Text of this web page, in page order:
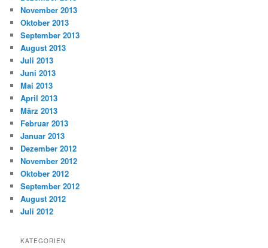
November 2013
Oktober 2013
September 2013
August 2013
Juli 2013
Juni 2013
Mai 2013
April 2013
März 2013
Februar 2013
Januar 2013
Dezember 2012
November 2012
Oktober 2012
September 2012
August 2012
Juli 2012
KATEGORIEN